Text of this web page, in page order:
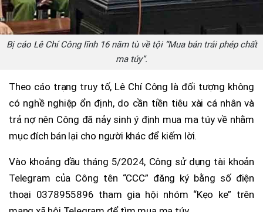
Bị cáo Lê Chí Công lĩnh 16 năm tù về tội “Mua bán trái phép chất
ma túy”.
Theo cáo trạng truy tố, Lê Chí Công là đối tượng không
có nghề nghiệp ổn định, do cần tiền tiêu xài cá nhân và
trả nợ nên Công đã nảy sinh ý định mua ma túy về nhằm
mục đích bán lại cho người khác để kiếm lời.
Vào khoảng đầu tháng 5/2024, Công sử dụng tài khoản
Telegram của Công tên “CCC” đăng ký bằng số điện
thoại 0378955896 tham gia hội nhóm “Kẹo ke” trên